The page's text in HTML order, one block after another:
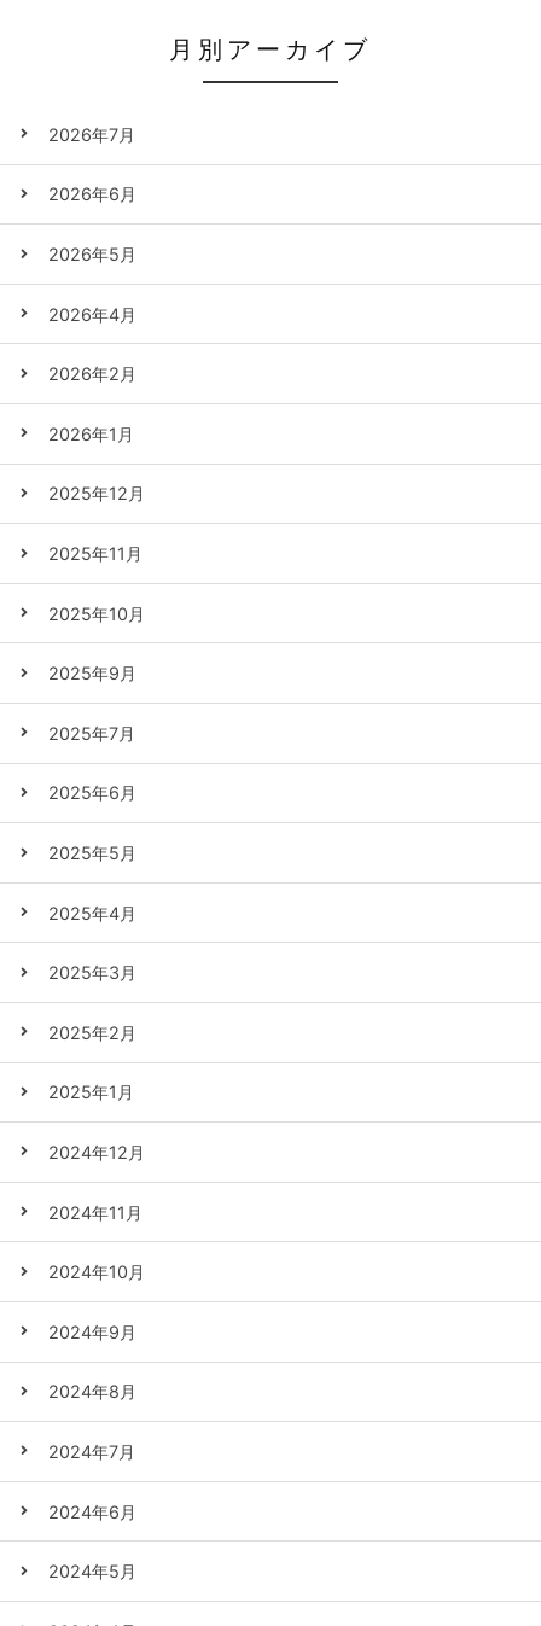
月別アーカイブ
2026年7月
2026年6月
2026年5月
2026年4月
2026年2月
2026年1月
2025年12月
2025年11月
2025年10月
2025年9月
2025年7月
2025年6月
2025年5月
2025年4月
2025年3月
2025年2月
2025年1月
2024年12月
2024年11月
2024年10月
2024年9月
2024年8月
2024年7月
2024年6月
2024年5月